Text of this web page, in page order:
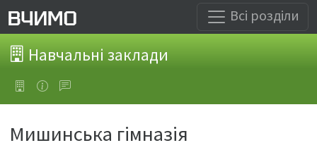
Всі розділи
Навчальні заклади
Мишинська гімназія